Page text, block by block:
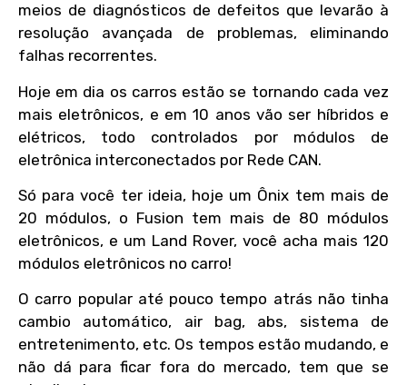
meios de diagnósticos de defeitos que levarão à
resolução avançada de problemas, eliminando
falhas recorrentes.
Hoje em dia os carros estão se tornando cada vez
mais eletrônicos, e em 10 anos vão ser híbridos e
elétricos, todo controlados por módulos de
eletrônica interconectados por Rede CAN.
Só para você ter ideia, hoje um Ônix tem mais de
20 módulos, o Fusion tem mais de 80 módulos
eletrônicos, e um Land Rover, você acha mais 120
módulos eletrônicos no carro!
O carro popular até pouco tempo atrás não tinha
cambio automático, air bag, abs, sistema de
entretenimento, etc. Os tempos estão mudando, e
não dá para ficar fora do mercado, tem que se